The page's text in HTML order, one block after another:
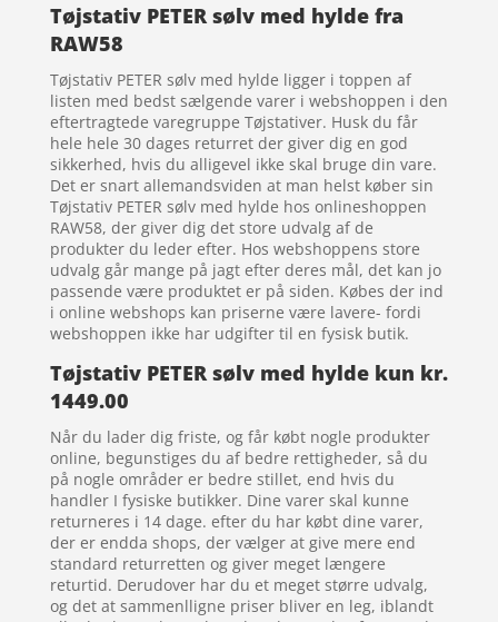
Tøjstativ PETER sølv med hylde fra
RAW58
Tøjstativ PETER sølv med hylde ligger i toppen af
listen med bedst sælgende varer i webshoppen i den
eftertragtede varegruppe Tøjstativer. Husk du får
hele hele 30 dages returret der giver dig en god
sikkerhed, hvis du alligevel ikke skal bruge din vare.
Det er snart allemandsviden at man helst køber sin
Tøjstativ PETER sølv med hylde hos onlineshoppen
RAW58, der giver dig det store udvalg af de
produkter du leder efter. Hos webshoppens store
udvalg går mange på jagt efter deres mål, det kan jo
passende være produktet er på siden. Købes der ind
i online webshops kan priserne være lavere- fordi
webshoppen ikke har udgifter til en fysisk butik.
Tøjstativ PETER sølv med hylde kun kr.
1449.00
Når du lader dig friste, og får købt nogle produkter
online, begunstiges du af bedre rettigheder, så du
på nogle områder er bedre stillet, end hvis du
handler I fysiske butikker. Dine varer skal kunne
returneres i 14 dage. efter du har købt dine varer,
der er endda shops, der vælger at give mere end
standard returretten og giver meget længere
returtid. Derudover har du et meget større udvalg,
og det at sammenlligne priser bliver en leg, iblandt